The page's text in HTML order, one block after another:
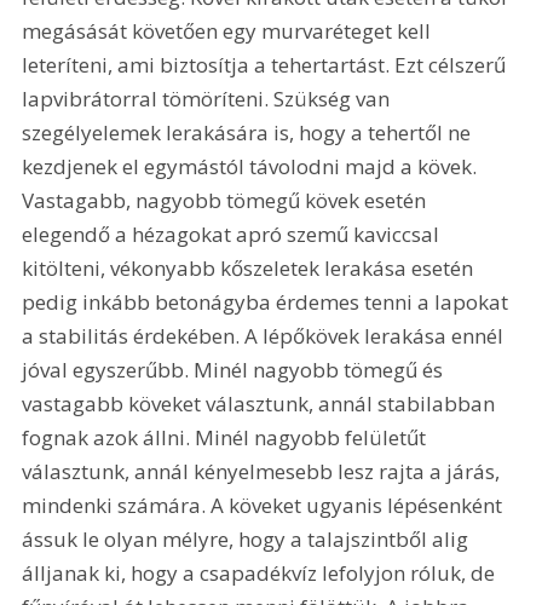
megásását követően egy murvaréteget kell
leteríteni, ami biztosítja a tehertartást. Ezt célszerű
lapvibrátorral tömöríteni. Szükség van
szegélyelemek lerakására is, hogy a tehertől ne
kezdjenek el egymástól távolodni majd a kövek.
Vastagabb, nagyobb tömegű kövek esetén
elegendő a hézagokat apró szemű kaviccsal
kitölteni, vékonyabb kőszeletek lerakása esetén
pedig inkább betonágyba érdemes tenni a lapokat
a stabilitás érdekében. A lépőkövek lerakása ennél
jóval egyszerűbb. Minél nagyobb tömegű és
vastagabb köveket választunk, annál stabilabban
fognak azok állni. Minél nagyobb felületűt
választunk, annál kényelmesebb lesz rajta a járás,
mindenki számára. A köveket ugyanis lépésenként
ássuk le olyan mélyre, hogy a talajszintből alig
álljanak ki, hogy a csapadékvíz lefolyjon róluk, de